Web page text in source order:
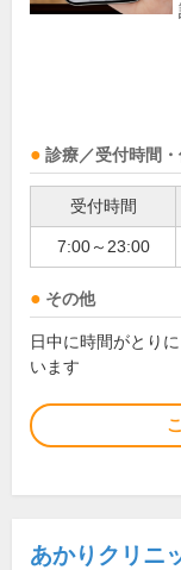
診療／受付時間・
受付時間
7:00～23:00
その他
日中に時間がとり
います
あかりクリニ